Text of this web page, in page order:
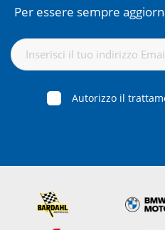
Per essere sempre
Autorizzo il